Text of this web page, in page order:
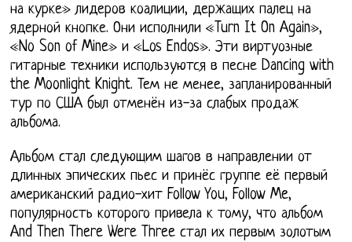
на курке» лидеров коалиции, держащих палец на
ядерной кнопке. Они исполнили «Turn It On Again»,
«No Son of Mine» и «Los Endos». Эти виртуозные
гитарные техники используются в песне Dancing with
the Moonlight Knight. Тем не менее, запланированный
тур по США был отменён из-за слабых продаж
альбома.
Альбом стал следующим шагов в направлении от
длинных эпических пьес и принёс группе её первый
американский радио-хит Follow You, Follow Me,
популярность которого привела к тому, что альбом
And Then There Were Three стал их первым золотым